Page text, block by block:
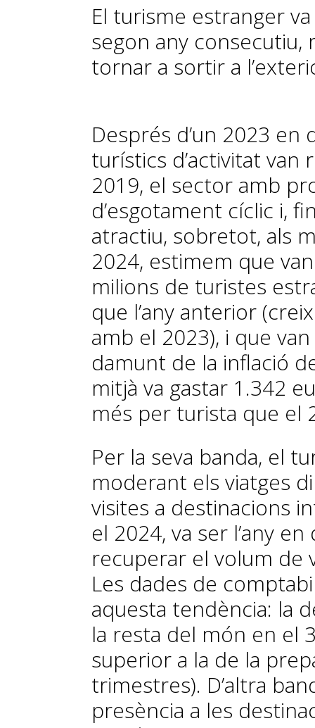
El turisme estranger
segon any consecutiu,
tornar a sortir a
Després d’un 2023
turístics d’activitat
2019, el sector amb
d’esgotament cíclic i,
atractiu, sobretot, als
2024, estimem que
milions de turistes
que l’any anterior
amb el 2023), i que
damunt de la inflació
mitjà va gastar 1.342
més per turista que el
Per la seva banda, el
moderant els viatges
visites a destinacions
el 2024, va ser l’any
recuperar el volum de
Les dades de
aquesta tendència: la
la resta del món en el
superior a la de la
trimestres). D’altra
presència a les